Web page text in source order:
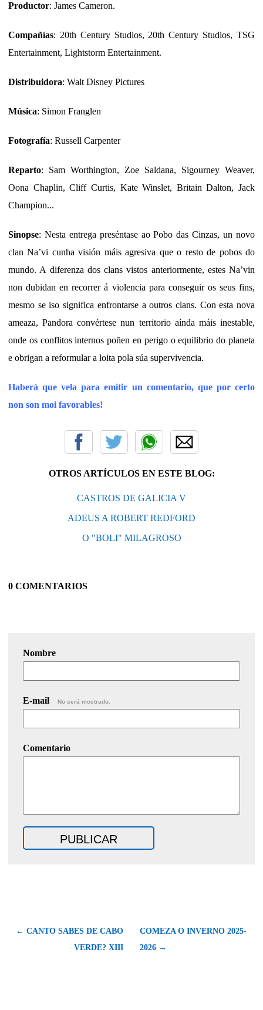
Productor: James Cameron.
Compañías: 20th Century Studios, 20th Century Studios, TSG
Entertainment, Lightstorm Entertainment.
Distribuidora: Walt Disney Pictures
Música: Simon Franglen
Fotografía: Russell Carpenter
Reparto: Sam Worthington, Zoe Saldana, Sigourney Weaver,
Oona Chaplin, Cliff Curtis, Kate Winslet, Britain Dalton, Jack
Champion...
Sinopse: Nesta entrega preséntase ao Pobo das Cinzas, un novo
clan Na’vi cunha visión máis agresiva que o resto de pobos do
mundo. A diferenza dos clans vistos anteriormente, estes Na’vin
non dubidan en recorrer á violencia para conseguir os seus fins,
mesmo se iso significa enfrontarse a outros clans. Con esta nova
ameaza, Pandora convértese nun territorio aínda máis inestable,
onde os conflitos internos poñen en perigo o equilibrio do planeta
e obrigan a reformular a loita pola súa supervivencia.
Haberá que vela para emitir un comentario, que por certo
non son moi favorables!
OTROS ARTÍCULOS EN ESTE BLOG:
CASTROS DE GALICIA V
ADEUS A ROBERT REDFORD
O "BOLI" MILAGROSO
0 COMENTARIOS
Nombre
E-mail No será mostrado.
Comentario
← CANTO SABES DE CABO
VERDE? XIII
COMEZA O INVERNO 2025-
2026 →